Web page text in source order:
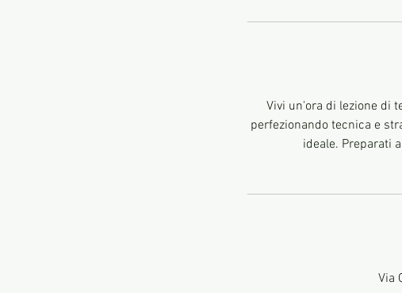
Vivi un'ora di lezione di
perfezionando tecnica e
ideale. Preparati
Via